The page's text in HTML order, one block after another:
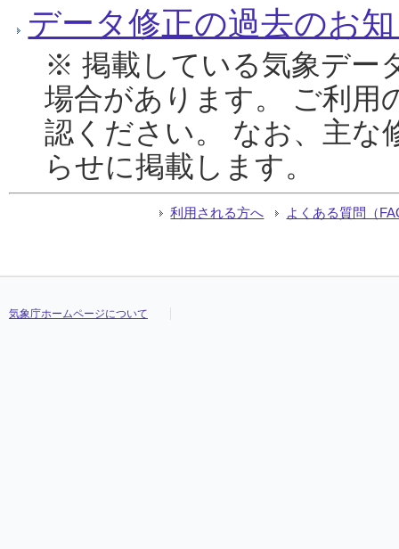
データ修正の過去のお
※ 掲載している気象デー
場合があります。 ご利用
認ください。 なお、主な
らせに掲載します。
利用される方へ よくある質問（
気象庁ホームページについて